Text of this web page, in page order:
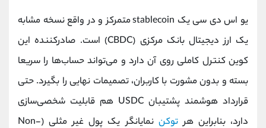
یو اس دی سی یک stablecoin متمرکز و در واقع نسخه مشابه
یک ارز دیجیتال بانک مرکزی (CBDC) است. صادرکننده این
کوین کنترل کاملی روی آن دارد و می‌تواند حساب‌ها را سریعا
بسته و بدون مشورت با کاربران، تصمیمات نهایی را بگیرد. حتی
قرارداد هوشمند پشتیبان USDC هم قابلیت شخصی‌سازی
دارد، بنابراین هرتوکن
نمایانگر یک پول غیر مثلی (Non-